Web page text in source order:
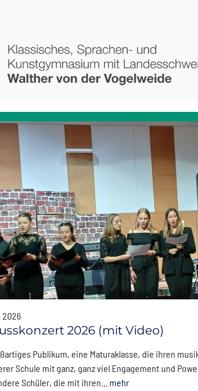
2026
2026 (mit Video)
Publikum, eine Maturaklasse, die ihren
Schule mit ganz, ganz viel Engagement und
Schüler, die mit ihren… mehr